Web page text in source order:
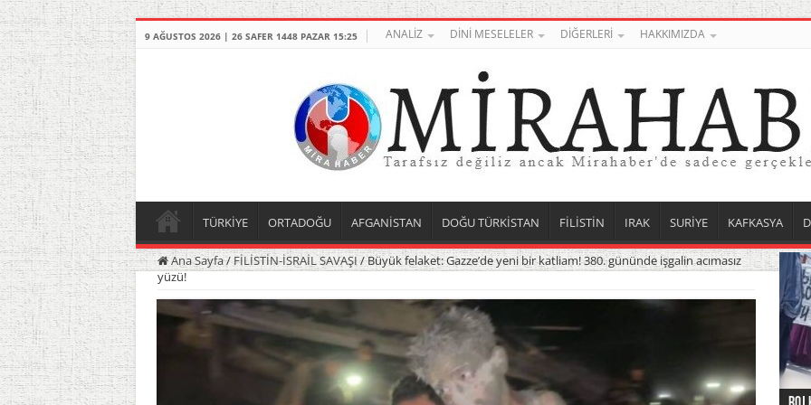
9 AĞUSTOS 2026 | 26 SAFER 1448 PAZAR 15:25 ANALİZ DİNİ MESELELER DİĞERLERİ HAKKIMIZDA
TÜRKİYE ORTADOĞU AFGANİSTAN DOĞU TÜRKİSTAN FİLİSTİN IRAK SURİYE KAFKASYA
Ana Sayfa/FİLİSTİN-İSRAİL SAVAŞI/Büyük felaket: Gazze’de yeni bir katliam! 380. gününde işgalin acımasız
yüzü!